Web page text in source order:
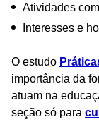
Atividades
Interesses e
O estudo
importância da
atuam na
seção só para